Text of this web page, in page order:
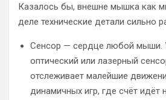
Казалось бы, внешне мышка как
деле технические детали сильно
Сенсор — сердце любой мыши.
оптический или лазерный
отслеживает малейшие
динамичных игр, где счёт идёт